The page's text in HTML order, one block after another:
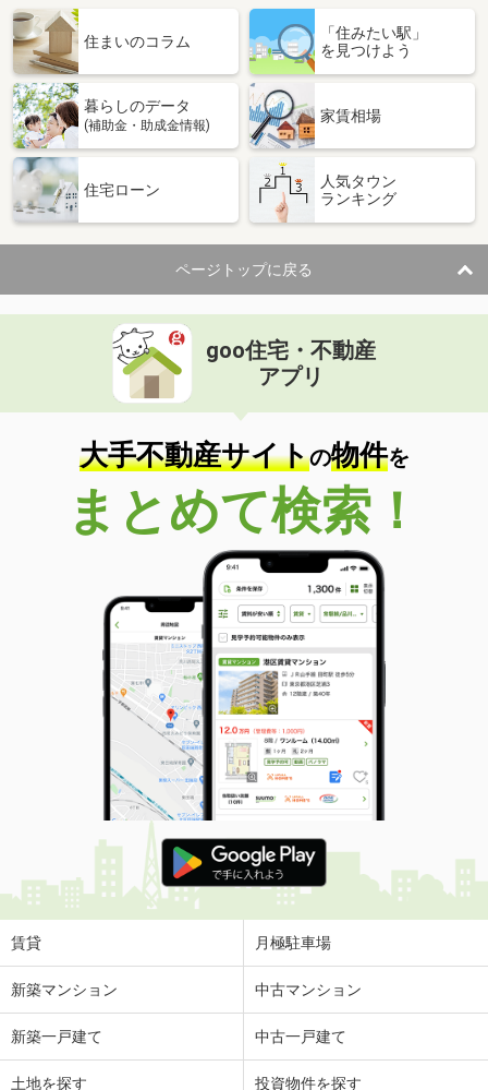
住まいのコラム
「住みたい駅」
を見つけよう
暮らしのデータ
(補助金・助成金情報)
家賃相場
住宅ローン
人気タウン
ランキング
ページトップに戻る
goo住宅・不動産
アプリ
大手不動産サイトの物件を
まとめて検索！
賃貸 月極駐車場
新築マンション 中古マンション
新築一戸建て 中古一戸建て
土地を探す 投資物件を探す